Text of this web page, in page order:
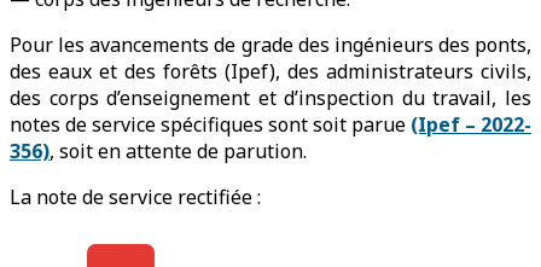
Pour les avancements de grade des ingénieurs des ponts,
des eaux et des forêts (Ipef), des administrateurs civils,
des corps d’enseignement et d’inspection du travail, les
notes de service spécifiques sont soit parue (Ipef – 2022-
356), soit en attente de parution.
La note de service rectifiée :